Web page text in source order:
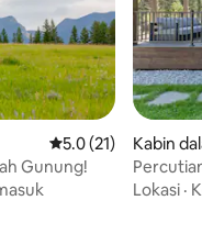
Penarafan purata
5.0 (21)
Gunung!
Kabin
Mandi
Lokasi ·